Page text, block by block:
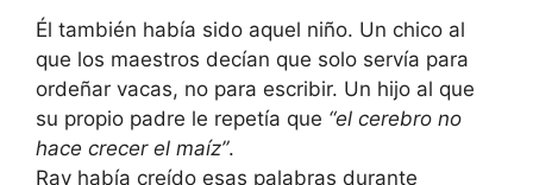
Él también había sido aquel niño. Un chico al
que los maestros decían que solo servía para
ordeñar vacas, no para escribir. Un hijo al que
su propio padre le repetía que “el cerebro no
hace crecer el maíz”.
Ray había creído esas palabras durante